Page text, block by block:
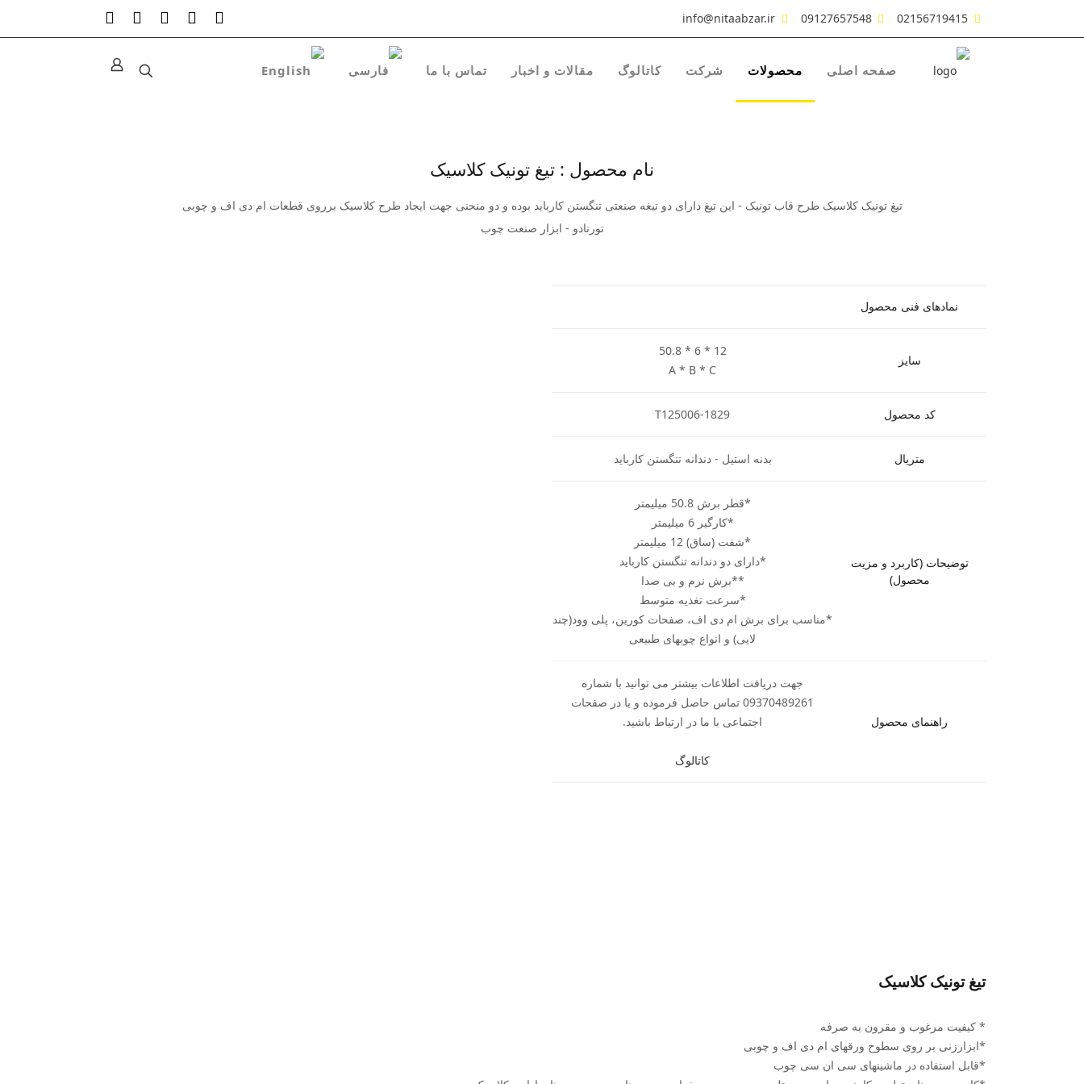
02156719415
09127657548
info@nitaabzar.ir
صفحه اصلی محصولات شرکت کاتالوگ مقالات و اخبار تماس با ما
نام محصول : تیغ تونیک کلاسیک
تیغ تونیک کلاسیک طرح قاب تونیک - این تیغ دارای دو تیغه صنعتی تنگستن کارباید بوده و دو منحنی جهت ایجاد طرح کلاسیک برروی قطعات ام دی اف و چوبی
تورنادو - ابزار صنعت چوب
نمادهای فنی محصول
سایز
50.8 * 6 * 12
A * B * C
کد محصول T125006-1829
متریال بدنه استیل - دندانه تنگستن کارباید
توضیحات (کاربرد و مزیت
محصول)
*قطر برش 50.8 میلیمتر
*کارگیر 6 میلیمتر
*شفت (ساق) 12 میلیمتر
*دارای دو دندانه تنگستن کارباید
**برش نرم و بی صدا
*سرعت تغذیه متوسط
*مناسب برای برش ام دی اف، صفحات کورین، پلی وود(چند
لایی) و انواع چوبهای طبیعی
راهنمای محصول
جهت دریافت اطلاعات بیشتر می توانید با شماره
09370489261 تماس حاصل فرموده و یا در صفحات
اجتماعی با ما در ارتباط باشید.
کاتالوگ
تیغ تونیک کلاسیک
* کیفیت مرغوب و مقرون به صرفه
*ابزارزنی بر روی سطوح ورقهای ام دی اف و چوبی
*قابل استفاده در ماشینهای سی ان سی چوب